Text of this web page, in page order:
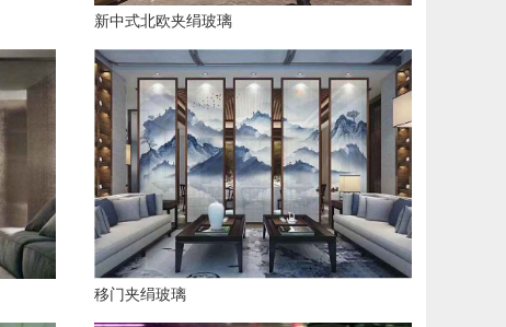
新中式北欧夹绢玻璃
移门夹绢玻璃